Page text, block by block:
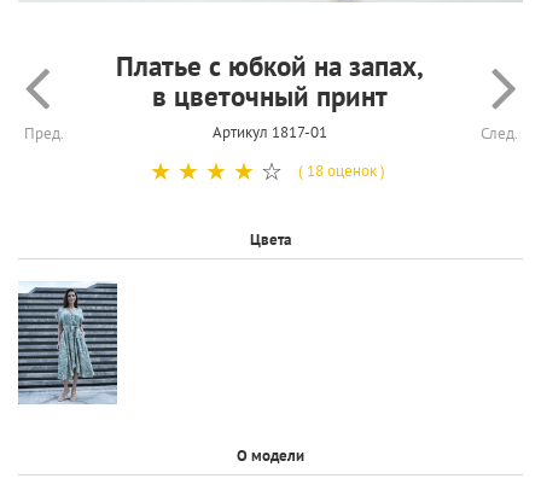
Пред.
Платье с юбкой на запах,
в цветочный принт
Артикул 1817-01 След.
☆
☆
☆
☆
☆ ( 18 оценок )
Цвета
О модели